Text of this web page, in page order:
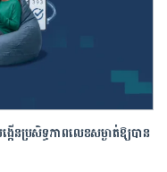
ើនប្រសិទ្ធភាពលេខសម្ងាត់ឱ្យបាន